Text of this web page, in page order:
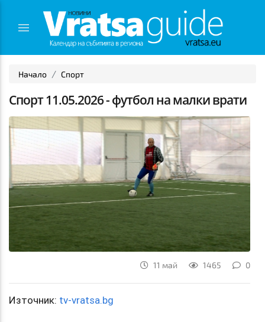
Начало Спорт
Спорт 11.05.2026 - футбол на малки врати
11 май 1465 0
Източник: tv-vratsa.bg